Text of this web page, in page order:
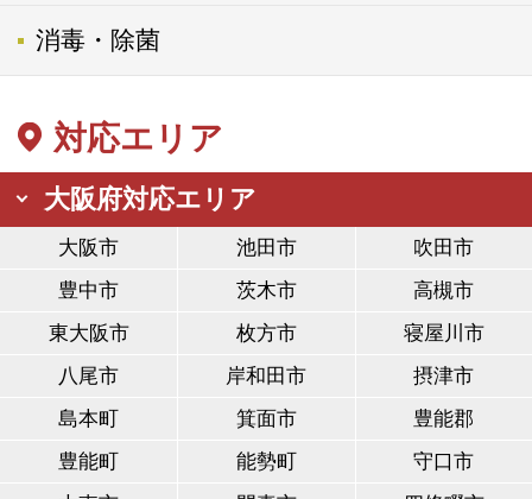
消毒・除菌
対応エリア
大阪府対応エリア
大阪市 池田市
吹田市
豊中市
茨木市
高槻市
東大阪市
枚方市
寝屋川市
八尾市
岸和田市
摂津市
島本町
箕面市
豊能郡
豊能町
能勢町
守口市